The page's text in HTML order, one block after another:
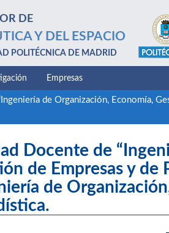
DE
Y DEL ESPACIO
POLITÉCNICA DE MADRID
Empresas
de Organización, Economía,
Docente de
de Empresas y
de